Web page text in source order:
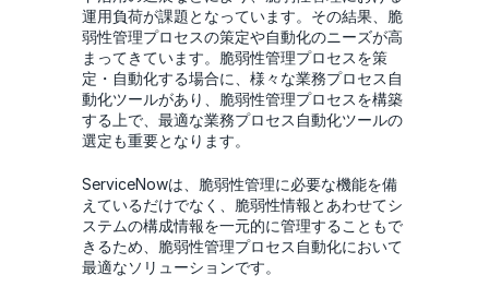
運用負荷が課題となっています。その結果、脆
弱性管理プロセスの策定や自動化のニーズが高
まってきています。脆弱性管理プロセスを策
定・自動化する場合に、様々な業務プロセス自
動化ツールがあり、脆弱性管理プロセスを構築
する上で、最適な業務プロセス自動化ツールの
選定も重要となります。
ServiceNowは、脆弱性管理に必要な機能を備
えているだけでなく、脆弱性情報とあわせてシ
ステムの構成情報を一元的に管理することもで
きるため、脆弱性管理プロセス自動化において
最適なソリューションです。